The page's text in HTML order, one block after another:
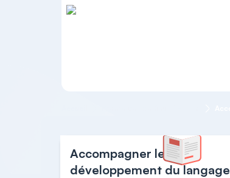
Accompagner le
développement du langage